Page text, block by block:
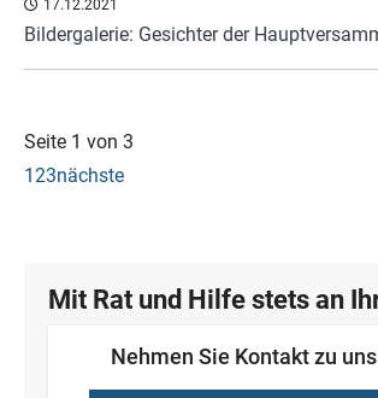
17.12.2021
Bildergalerie: Gesichter der
Seite 1 von 3
123nächste
Mit Rat und Hilfe stets an
Nehmen Sie Kontakt zu